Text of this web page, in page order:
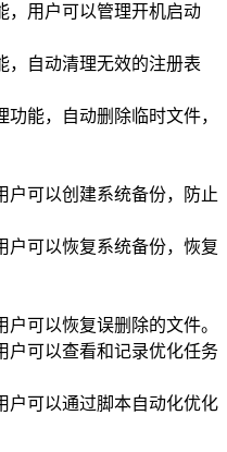
，用户可以管理开机启动
，自动清理无效的注册表
能，自动删除临时文件，
户可以创建系统备份，防止
户可以恢复系统备份，恢复
可以恢复误删除的文件。
户可以查看和记录优化任务
户可以通过脚本自动化优化